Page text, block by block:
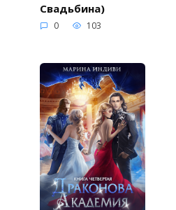
Свадьбина)
0 103